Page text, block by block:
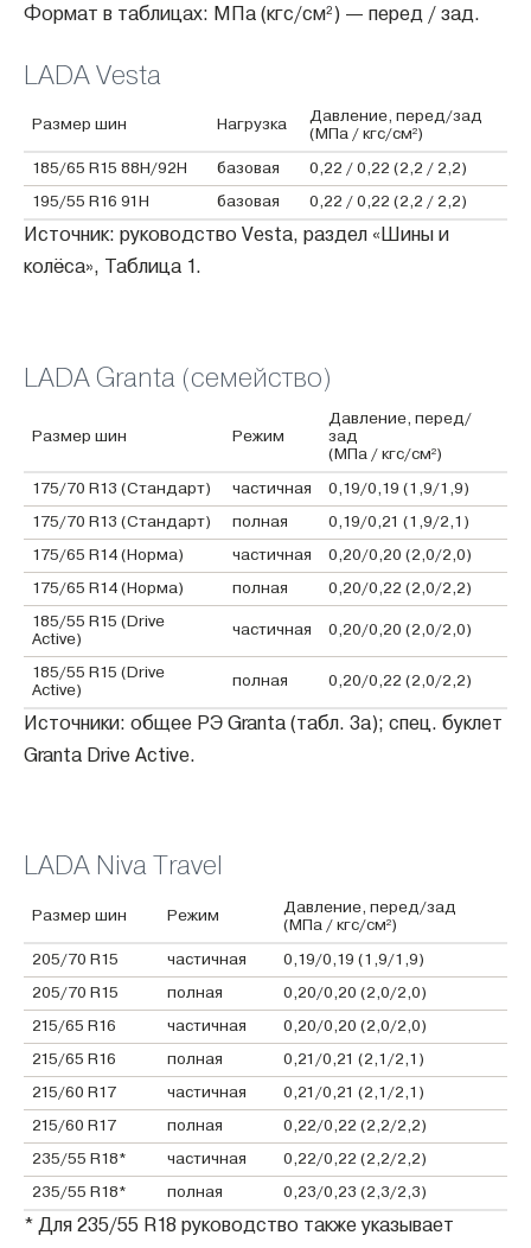
Формат в таблицах: МПа (кгс/см²) — перед / зад.
LADA Vesta
Размер шин Нагрузка
Давление, перед/зад
(МПа / кгс/см²)
185/65 R15 88H/92H базовая 0,22 / 0,22 (2,2 / 2,2)
195/55 R16 91H базовая 0,22 / 0,22 (2,2 / 2,2)
Источник: руководство Vesta, раздел «Шины и
колёса», Таблица 1.
LADA Granta (семейство)
Размер шин Режим
Давление, перед/
зад
(МПа / кгс/см²)
175/70 R13 (Стандарт) частичная 0,19/0,19 (1,9/1,9)
175/70 R13 (Стандарт) полная 0,19/0,21 (1,9/2,1)
175/65 R14 (Норма) частичная 0,20/0,20 (2,0/2,0)
175/65 R14 (Норма) полная 0,20/0,22 (2,0/2,2)
185/55 R15 (Drive
Active)
частичная 0,20/0,20 (2,0/2,0)
185/55 R15 (Drive
Active)
полная 0,20/0,22 (2,0/2,2)
Источники: общее РЭ Granta (табл. 3а); спец. буклет
Granta Drive Active.
LADA Niva Travel
Размер шин Режим
Давление, перед/зад
(МПа / кгс/см²)
205/70 R15 частичная 0,19/0,19 (1,9/1,9)
205/70 R15 полная 0,20/0,20 (2,0/2,0)
215/65 R16 частичная 0,20/0,20 (2,0/2,0)
215/65 R16 полная 0,21/0,21 (2,1/2,1)
215/60 R17 частичная 0,21/0,21 (2,1/2,1)
215/60 R17 полная 0,22/0,22 (2,2/2,2)
235/55 R18* частичная 0,22/0,22 (2,2/2,2)
235/55 R18* полная 0,23/0,23 (2,3/2,3)
* Для 235/55 R18 руководство также указывает